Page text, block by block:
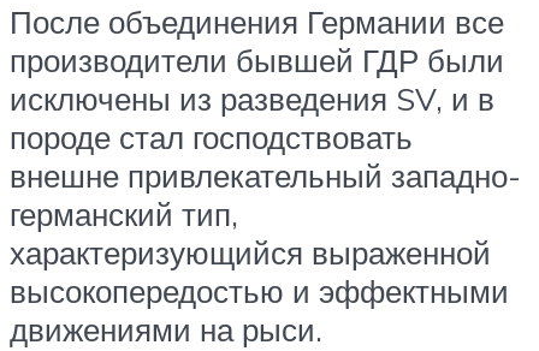
После объединения Германии все
производители бывшей ГДР были
исключены из разведения SV, и в
породе стал господствовать
внешне привлекательный западно-
германский тип,
характеризующийся выраженной
высокопередостью и эффектными
движениями на рыси.